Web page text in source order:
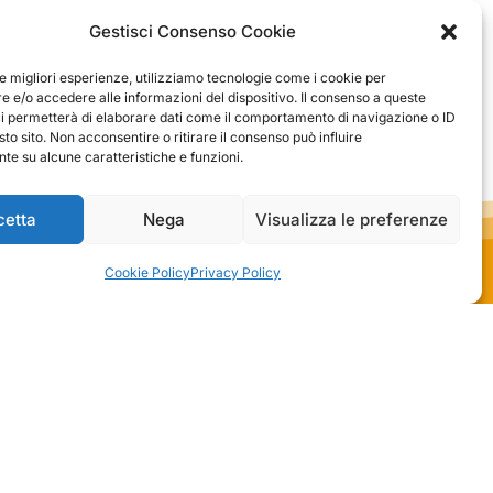
Gestisci Consenso Cookie
migliori esperienze, utilizziamo tecnologie come i cookie per
e/o accedere alle informazioni del dispositivo. Il consenso a queste
permetterà di elaborare dati come il comportamento di navigazione o ID
sito. Non acconsentire o ritirare il consenso può influire
su alcune caratteristiche e funzioni.
Nega Visualizza le preferenze
Cookie PolicyPrivacy Policy
del venditore
e della fiducia. Siamo grati
come te. Saluti,
negozio.
sono soddisfatto
1 0
questo mese
Commento del venditore
sodo per soddisfare le esigenze di
da noi :) Saluti
Senza dubbio un'azienda di alto
davvero bella, sembra fatta apposta
3 0
questo mese